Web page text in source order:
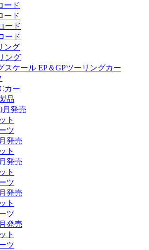
ード
ード
ード
ード
ング
ング
スケール EP＆GPツーリングカー
カー
品
月発売
ト
ツ
発売
ト
発売
ト
ツ
発売
ト
ツ
発売
ト
ツ